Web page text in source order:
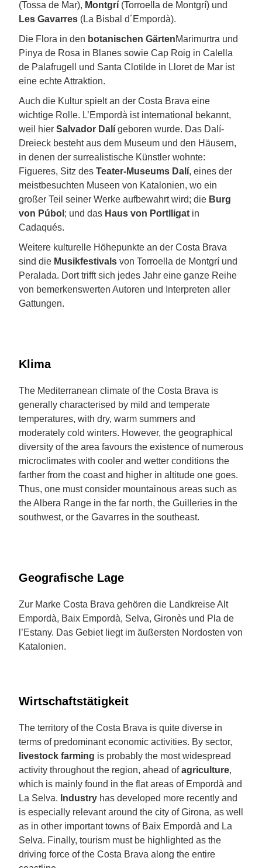
(Tossa de Mar), Montgrí (Torroella de Montgrí) und
Les Gavarres (La Bisbal d´Empordà).
Die Flora in den botanischen GärtenMarimurtra und
Pinya de Rosa in Blanes sowie Cap Roig in Calella
de Palafrugell und Santa Clotilde in Lloret de Mar ist
eine echte Attraktion.
Auch die Kultur spielt an der Costa Brava eine
wichtige Rolle. L’Empordà ist international bekannt,
weil hier Salvador Dalí geboren wurde. Das Dalí-
Dreieck besteht aus dem Museum und den Häusern,
in denen der surrealistische Künstler wohnte:
Figueres, Sitz des Teater-Museums Dalí, eines der
meistbesuchten Museen von Katalonien, wo ein
großer Teil seiner Werke aufbewahrt wird; die Burg
von Púbol ; und das Haus von Portlligat in
Cadaqués.
Weitere kulturelle Höhepunkte an der Costa Brava
sind die Musikfestivals von Torroella de Montgrí und
Peralada. Dort trifft sich jedes Jahr eine ganze Reihe
von bemerkenswerten Autoren und Interpreten aller
Gattungen.
Klima
The Mediterranean climate of the Costa Brava is
generally characterised by mild and temperate
temperatures, with dry, warm summers and
moderately cold winters. However, the geographical
diversity of the area favours the existence of numerous
microclimates with cooler and wetter conditions the
farther from the coast and higher in altitude one goes.
Thus, one must consider mountainous areas such as
the Albera Range in the far north, the Guilleries in the
southwest, or the Gavarres in the southeast.
Geografische Lage
Zur Marke Costa Brava gehören die Landkreise Alt
Empordà, Baix Empordà, Selva, Gironès und Pla de
l’Estany. Das Gebiet liegt im äußersten Nordosten von
Katalonien.
Wirtschaftstätigkeit
The territory of the Costa Brava is quite diverse in
terms of predominant economic activities. By sector,
livestock farming is probably the most widespread
activity throughout the region, ahead ofagriculture,
which is mainly found in the flat areas of Empordà and
La Selva. Industry has developed more recently and
is especially relevant around the city of Girona, as well
as in other important towns of Baix Empordà and La
Selva. Finally, tourism must be highlighted as the
driving force of the Costa Brava along the entire